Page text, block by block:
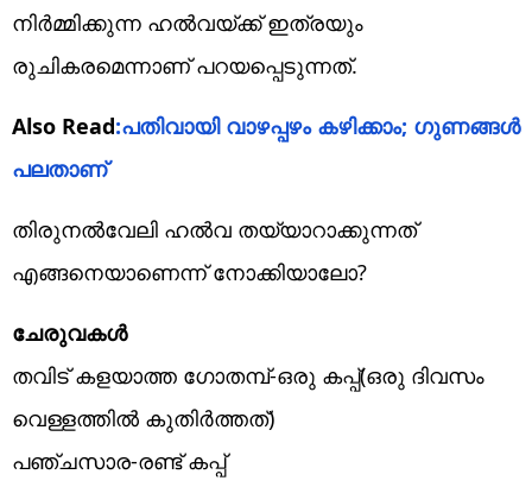
നിർമ്മിക്കുന്ന ഹൽവയ്ക്ക് ഇത്രയും
രുചികരമെന്നാണ് പറയപ്പെടുന്നത്.
Also Read:പതിവായി വാഴപ്പഴം കഴിക്കാം; ഗുണങ്ങള്‍
പലതാണ്
തിരുനൽവേലി ഹൽവ തയ്യാറാക്കുന്നത്
എങ്ങനെയാണെന്ന് നോക്കിയാലോ?
ചേരുവകൾ
തവിട് കളയാത്ത ഗോതമ്പ്-ഒരു കപ്പ്(ഒരു ദിവസം
വെള്ളത്തിൽ കുതിർത്തത്)
പഞ്ചസാര-രണ്ട് കപ്പ്